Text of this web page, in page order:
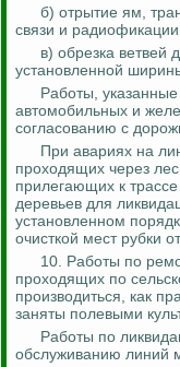
б) отрытие ям,
связи и
в) обрезка ветвей
установленной
Работы,
автомобильных и
согласованию с
При авариях на
проходящих через
прилегающих к
деревьев для
установленном
очисткой мест рубки
10. Работы по
проходящих по
производиться, как
заняты полевыми
Работы по
обслуживанию линий